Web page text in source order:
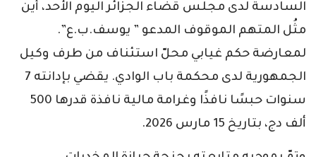
السادسة لدى مجلس قضاء الجزائر اليوم الأحد، أين
مثُل المتهم الموقوف المدعو ” يوسف.ب.ع”.
لمعارضة حكم غيابي محلّ استئناف من طرف وكيل
الجمهورية لدى محكمة باب الوادي. يقضي بإدانته 7
سنوات حبسًا نافذًا وغرامة مالية نافذة قدرها 500
ألف دج، بتاريخ 15 مارس 2026.